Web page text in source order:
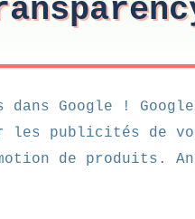
Google !
publicités de
de produits.